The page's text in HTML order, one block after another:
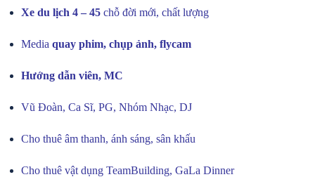
Xe du lịch 4 – 45 chỗ đời mới, chất lượng
Media quay phim, chụp ảnh, flycam
Hướng dẫn viên, MC
Vũ Đoàn, Ca Sĩ, PG, Nhóm Nhạc, DJ
Cho thuê âm thanh, ánh sáng, sân khấu
Cho thuê vật dụng TeamBuilding, GaLa Dinner